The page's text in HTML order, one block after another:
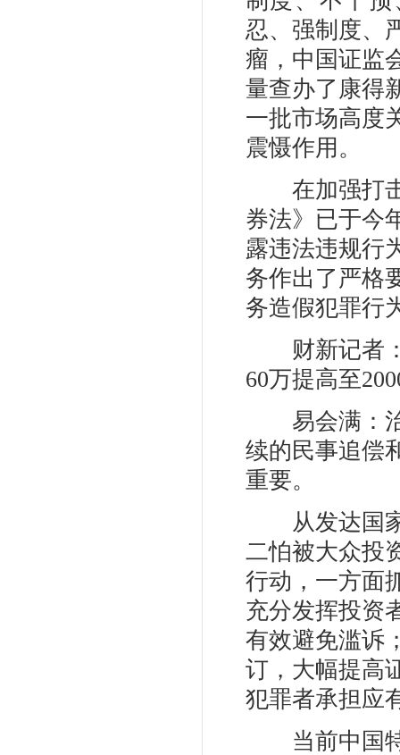
忍、强制度、
瘤，中国证监
量查办了康得
一批市场高度
震慑作用。
在加强打击
券法》已于今
露违法违规行
务作出了严格
务造假犯罪行
财新记者：
60万提高至
易会满：治
续的民事追偿
重要。
从发达国家
二怕被大众投
行动，一方面
充分发挥投资
有效避免滥诉
订，大幅提高
犯罪者承担应
当前中国特